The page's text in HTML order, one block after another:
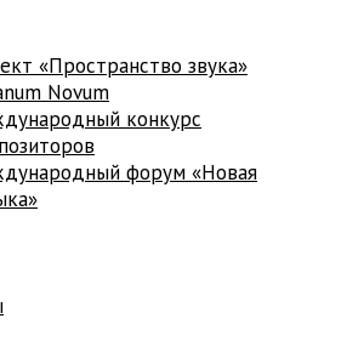
«Пространство звука»
Novum
конкурс
форум «Новая